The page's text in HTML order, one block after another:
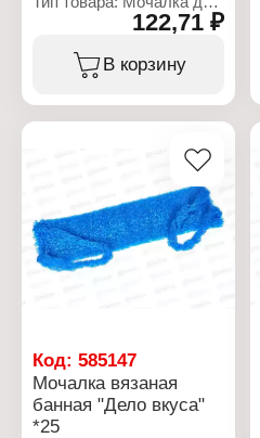
Назначение: банная
Название: "Элит"
Материал: полипропилен
Длина без ручек: 50 см
Цвет: белый с цветной
122,71 ₽
В корзину
Код: 585147
Мочалка вязаная
банная "Дело вкуса"
*25